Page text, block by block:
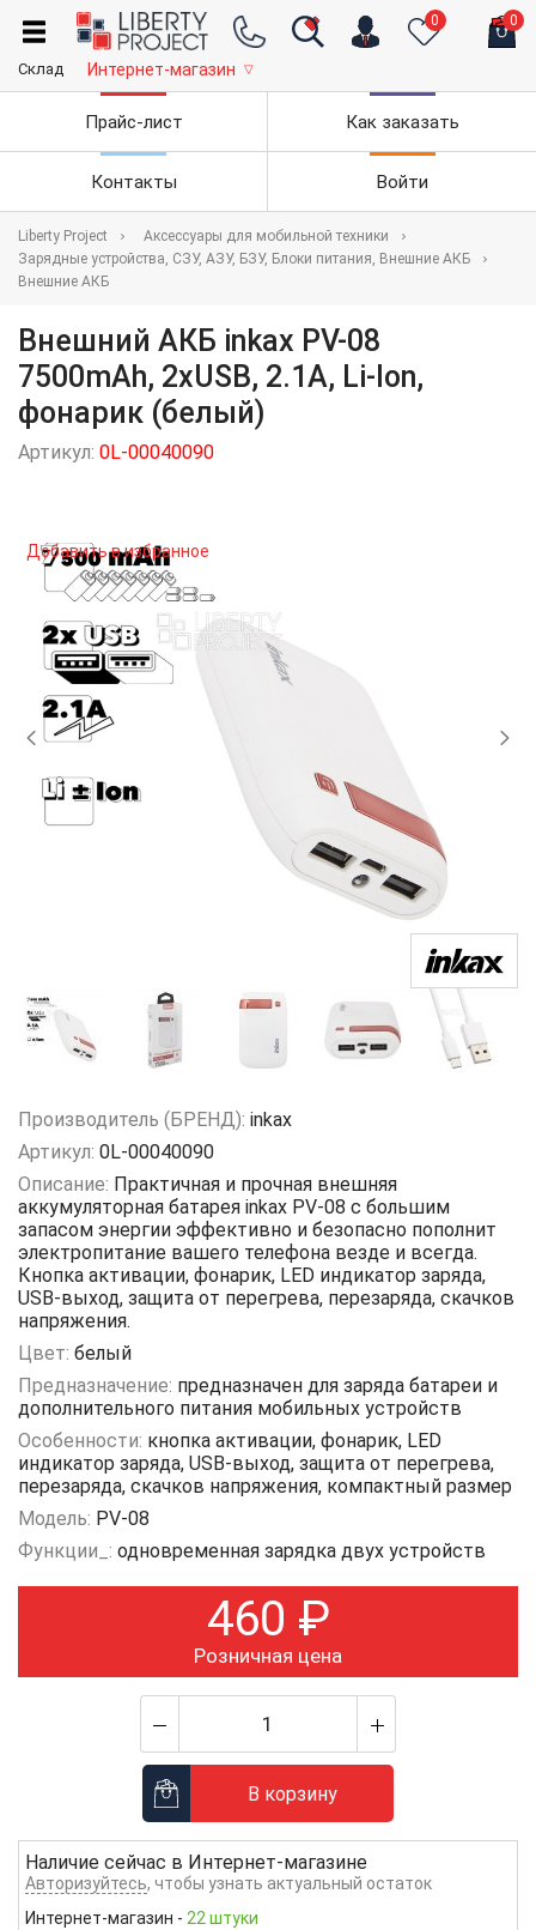
0 0
Склад Интернет-магазин ▽
Прайс-лист Как заказать
Контакты Войти
Liberty Project
Аксессуары для мобильной техники
Зарядные устройства, СЗУ, АЗУ, БЗУ, Блоки питания, Внешние АКБ
Внешние АКБ
Внешний АКБ inkax PV-08
7500mAh, 2хUSB, 2.1А, Li-Ion,
фонарик (белый)
Артикул: 0L-00040090
Добавить в избранное
Производитель (БРЕНД): inkax
Артикул: 0L-00040090
Описание: Практичная и прочная внешняя
аккумуляторная батарея inkax PV-08 с большим
запасом энергии эффективно и безопасно пополнит
электропитание вашего телефона везде и всегда.
Кнопка активации, фонарик, LED индикатор заряда,
USB-выход, защита от перегрева, перезаряда, скачков
напряжения.
Цвет: белый
Предназначение: предназначен для заряда батареи и
дополнительного питания мобильных устройств
Особенности: кнопка активации, фонарик, LED
индикатор заряда, USB-выход, защита от перегрева,
перезаряда, скачков напряжения, компактный размер
Модель: PV-08
Функции_: одновременная зарядка двух устройств
460 ₽
Розничная цена
В корзину
Наличие сейчас в Интернет-магазине
Авторизуйтесь, чтобы узнать актуальный остаток
Интернет-магазин - 22 штуки